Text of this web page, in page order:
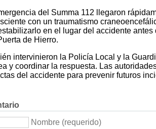
del Summa 112 llegaron
con un traumatismo
en el lugar del accidente
de Hierro.
intervinieron la Policía Local y la
y coordinar la respuesta. Las
del accidente para prevenir futuros
Nombre (requerido)